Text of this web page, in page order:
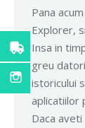
Pana
Explorer,
Insa in
greu
istoricului
aplicatiilor
Daca